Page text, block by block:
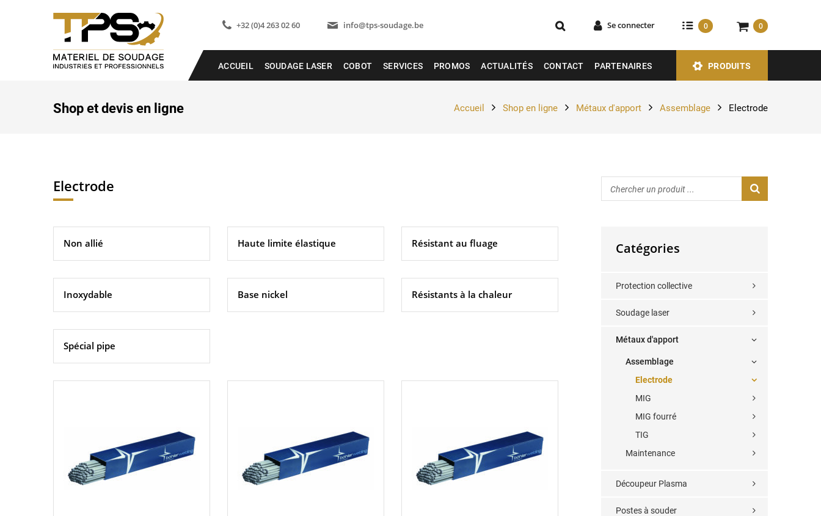
+32 (0)4 263 02 60 info@tps-soudage.be Se connecter 0 0
ACCUEIL SOUDAGE LASER COBOT SERVICES PROMOS ACTUALITÉS CONTACT PARTENAIRES PRODUITS
Shop et devis en ligne Accueil Shop en ligne Métaux d'apport Assemblage Electrode
Catégories
Protection collective
Soudage laser
Métaux d'apport
Assemblage
Electrode
MIG
MIG fourré
TIG
Maintenance
Découpeur Plasma
Postes à souder
Electrode
Non allié Haute limite élastique Résistant au fluage
Inoxydable Base nickel Résistants à la chaleur
Spécial pipe